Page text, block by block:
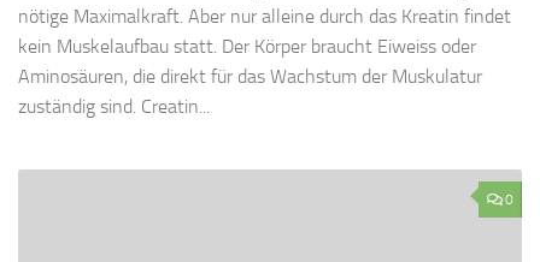
nötige Maximalkraft. Aber nur alleine durch das Kreatin findet
kein Muskelaufbau statt. Der Körper braucht Eiweiss oder
Aminosäuren, die direkt für das Wachstum der Muskulatur
zuständig sind. Creatin...
0